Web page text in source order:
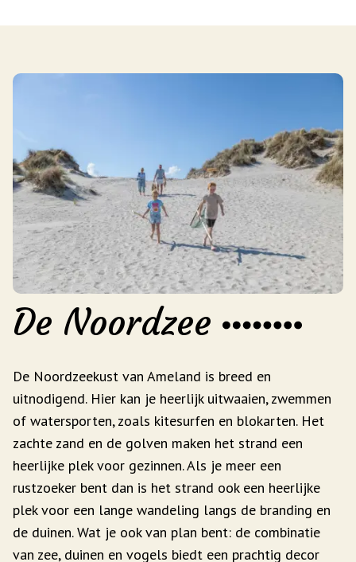
De Noordzee
De Noordzeekust van Ameland is breed en
uitnodigend. Hier kan je heerlijk uitwaaien, zwemmen
of watersporten, zoals kitesurfen en blokarten. Het
zachte zand en de golven maken het strand een
heerlijke plek voor gezinnen. Als je meer een
rustzoeker bent dan is het strand ook een heerlijke
plek voor een lange wandeling langs de branding en
de duinen. Wat je ook van plan bent: de combinatie
van zee, duinen en vogels biedt een prachtig decor